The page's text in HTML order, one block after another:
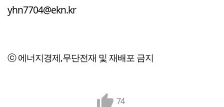
yhn7704@ekn.kr
ⓒ 에너지경제,무단전재 및 재배포 금지
74